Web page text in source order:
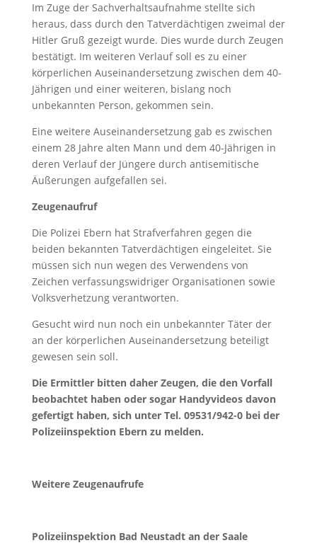
Im Zuge der Sachverhaltsaufnahme stellte sich
heraus, dass durch den Tatverdächtigen zweimal der
Hitler Gruß gezeigt wurde. Dies wurde durch Zeugen
bestätigt. Im weiteren Verlauf soll es zu einer
körperlichen Auseinandersetzung zwischen dem 40-
Jährigen und einer weiteren, bislang noch
unbekannten Person, gekommen sein.
Eine weitere Auseinandersetzung gab es zwischen
einem 28 Jahre alten Mann und dem 40-Jährigen in
deren Verlauf der Jüngere durch antisemitische
Äußerungen aufgefallen sei.
Zeugenaufruf
Die Polizei Ebern hat Strafverfahren gegen die
beiden bekannten Tatverdächtigen eingeleitet. Sie
müssen sich nun wegen des Verwendens von
Zeichen verfassungswidriger Organisationen sowie
Volksverhetzung verantworten.
Gesucht wird nun noch ein unbekannter Täter der
an der körperlichen Auseinandersetzung beteiligt
gewesen sein soll.
Die Ermittler bitten daher Zeugen, die den Vorfall
beobachtet haben oder sogar Handyvideos davon
gefertigt haben, sich unter Tel. 09531/942-0 bei der
Polizeiinspektion Ebern zu melden.
Weitere Zeugenaufrufe
Polizeiinspektion Bad Neustadt an der Saale